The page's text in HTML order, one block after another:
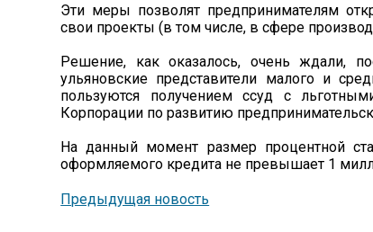
Эти меры позволят предпринимателям
свои проекты (в том числе, в сфере
Решение, как оказалось, очень ждали,
ульяновские представители малого и
пользуются получением ссуд с
Корпорации по развитию
На данный момент размер процентной
оформляемого кредита не превышает 1
Предыдущая новость